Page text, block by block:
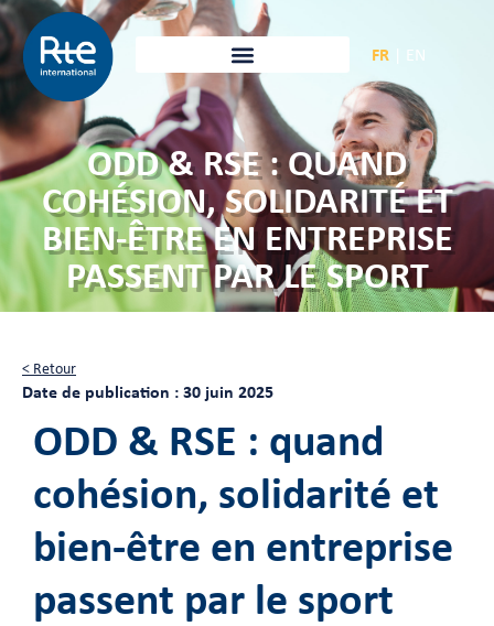
FR EN
ODD & RSE : QUAND
COHÉSION, SOLIDARITÉ ET
BIEN-ÊTRE EN ENTREPRISE
PASSENT PAR LE SPORT
< Retour
Date de publication : 30 juin 2025
ODD & RSE : quand
cohésion, solidarité et
bien-être en entreprise
passent par le sport